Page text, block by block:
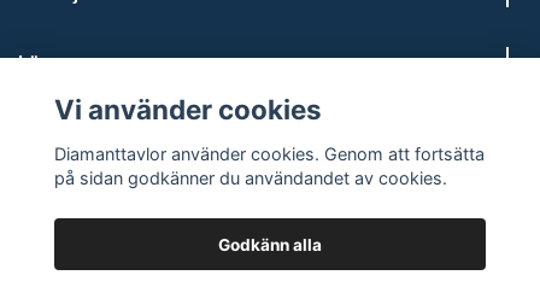
Läs mer
Vi använder cookies
Diamanttavlor använder cookies. Genom att fortsätta
på sidan godkänner du användandet av cookies.
Godkänn alla